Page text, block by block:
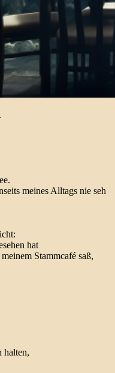
meines Alltags nie seh
hat
Stammcafé saß,
halten,